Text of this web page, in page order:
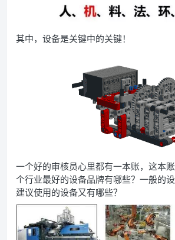
其中，设备是关键中的关键！
一个好的审核员心里都有一本账，这本
个行业最好的设备品牌有哪些？一般的
建议使用的设备又有哪些？